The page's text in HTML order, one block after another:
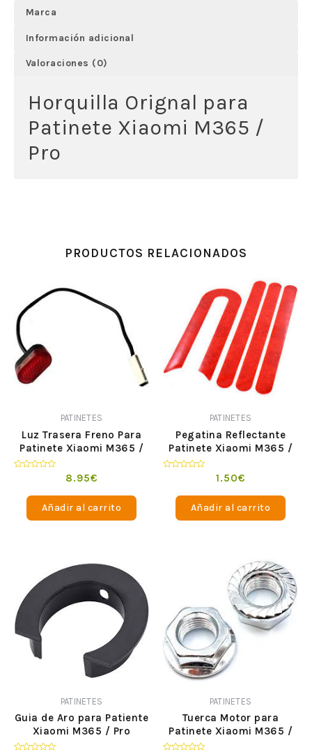
Marca
Información adicional
Valoraciones (0)
Horquilla Orignal para
Patinete Xiaomi M365 /
Pro
PRODUCTOS RELACIONADOS
PATINETES
Luz Trasera Freno Para
Patinete Xiaomi M365 /
8.95€
Añadir al carrito
PATINETES
Pegatina Reflectante
Patinete Xiaomi M365 /
1.50€
Añadir al carrito
PATINETES
Guia de Aro para Patiente
Xiaomi M365 / Pro
PATINETES
Tuerca Motor para
Patinete Xiaomi M365 /